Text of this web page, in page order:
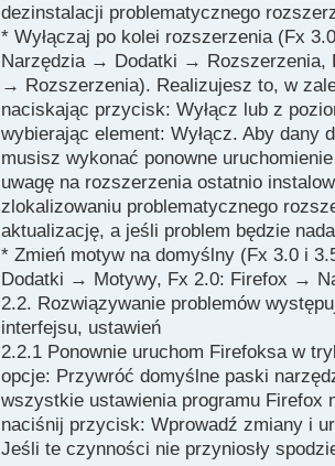
dezinstalacji problematycznego
* Wyłączaj po kolei rozszerzenia (Fx
Narzędzia → Dodatki → Rozszerzenia,
→ Rozszerzenia). Realizujesz to, w
naciskając przycisk: Wyłącz lub z
wybierając element: Wyłącz. Aby dany
musisz wykonać ponowne
uwagę na rozszerzenia ostatnio
zlokalizowaniu problematycznego
aktualizację, a jeśli problem będzie
* Zmień motyw na domyślny (Fx 3.0 i
Dodatki → Motywy, Fx 2.0: Firefox →
2.2. Rozwiązywanie problemów
interfejsu, ustawień
2.2.1 Ponownie uruchom Firefoksa w
opcje: Przywróć domyślne paski
wszystkie ustawienia programu Firefox
naciśnij przycisk: Wprowadź zmiany i
Jeśli te czynności nie przyniosły